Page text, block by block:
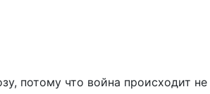
потому что война происходит не